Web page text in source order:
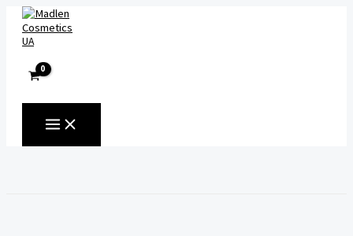
Перейти
вмісту
UA
MAIN
MENU